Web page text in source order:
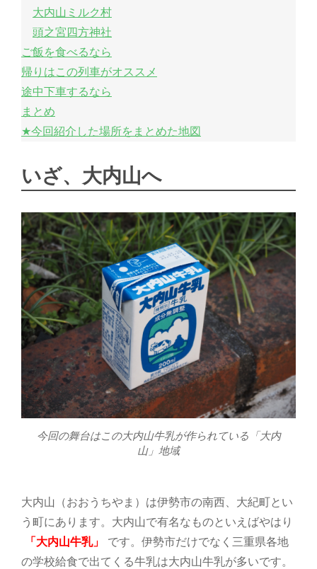
大内山ミルク村
頭之宮四方神社
ご飯を食べるなら
帰りはこの列車がオススメ
途中下車するなら
まとめ
★今回紹介した場所をまとめた地図
いざ、大内山へ
今回の舞台はこの大内山牛乳が作られている「大内
山」地域
大内山（おおうちやま）は伊勢市の南西、大紀町とい
う町にあります。大内山で有名なものといえばやはり
「大内山牛乳」
です。伊勢市だけでなく三重県各地
の学校給食で出てくる牛乳は大内山牛乳が多いです。